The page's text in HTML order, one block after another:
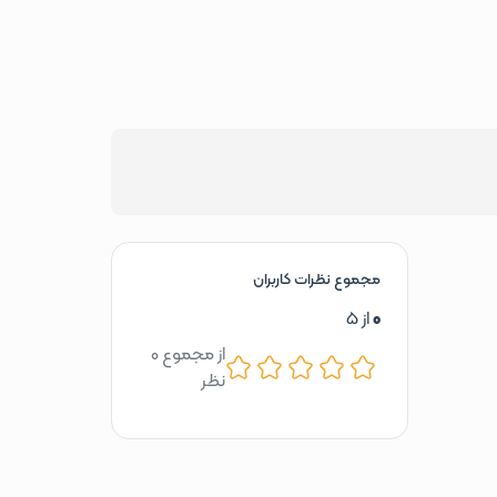
مجموع نظرات کاربران
0از 5
از مجموع 0
نظر